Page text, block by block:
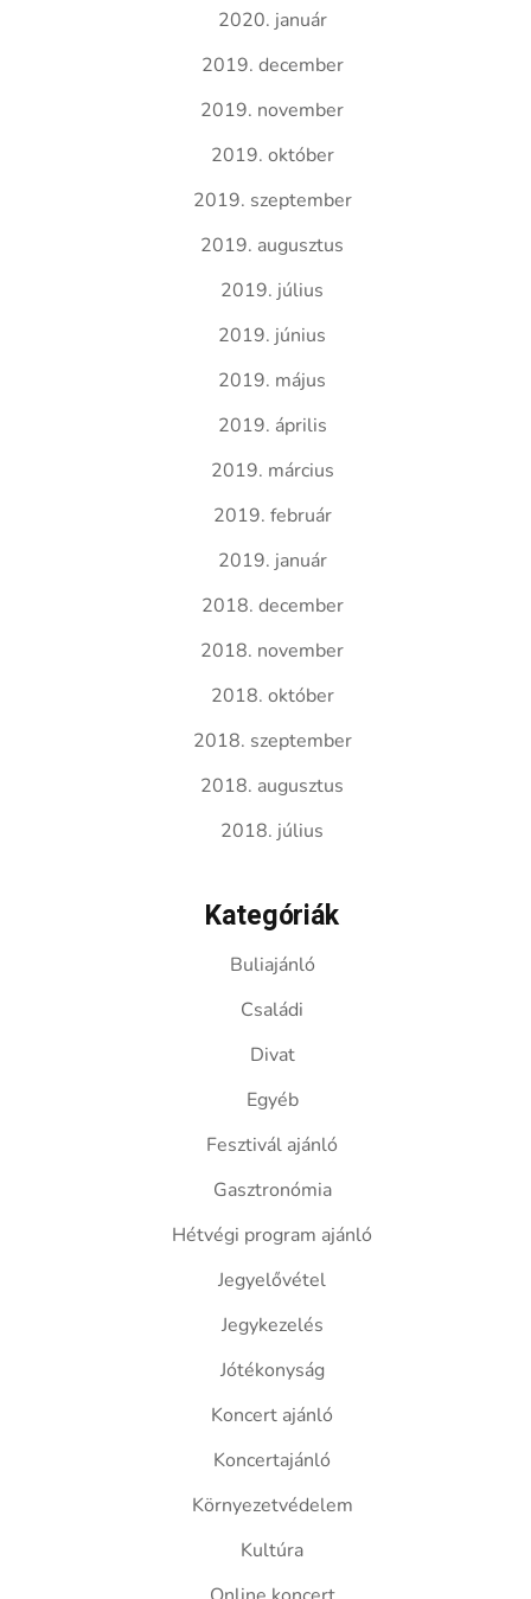
2020. január
2019. december
2019. november
2019. október
2019. szeptember
2019. augusztus
2019. július
2019. június
2019. május
2019. április
2019. március
2019. február
2019. január
2018. december
2018. november
2018. október
2018. szeptember
2018. augusztus
2018. július
Kategóriák
Buliajánló
Családi
Divat
Egyéb
Fesztivál ajánló
Gasztronómia
Hétvégi program ajánló
Jegyelővétel
Jegykezelés
Jótékonyság
Koncert ajánló
Koncertajánló
Környezetvédelem
Kultúra